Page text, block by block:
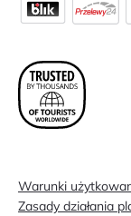
Warunki
Zasady działania